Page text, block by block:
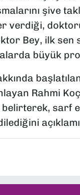
şive
verdiği,
Bey, ilk
büyük
Rahmi
belirterek,